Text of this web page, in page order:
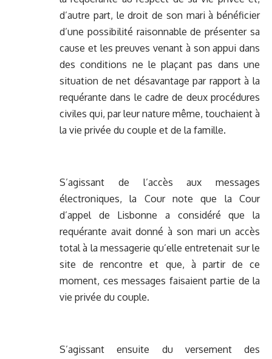
d’autre part, le droit de son mari à bénéficier
d’une possibilité raisonnable de présenter sa
cause et les preuves venant à son appui dans
des conditions ne le plaçant pas dans une
situation de net désavantage par rapport à la
requérante dans le cadre de deux procédures
civiles qui, par leur nature même, touchaient à
la vie privée du couple et de la famille.
S’agissant de l’accès aux messages
électroniques, la Cour note que la Cour
d’appel de Lisbonne a considéré que la
requérante avait donné à son mari un accès
total à la messagerie qu’elle entretenait sur le
site de rencontre et que, à partir de ce
moment, ces messages faisaient partie de la
vie privée du couple.
S’agissant ensuite du versement des